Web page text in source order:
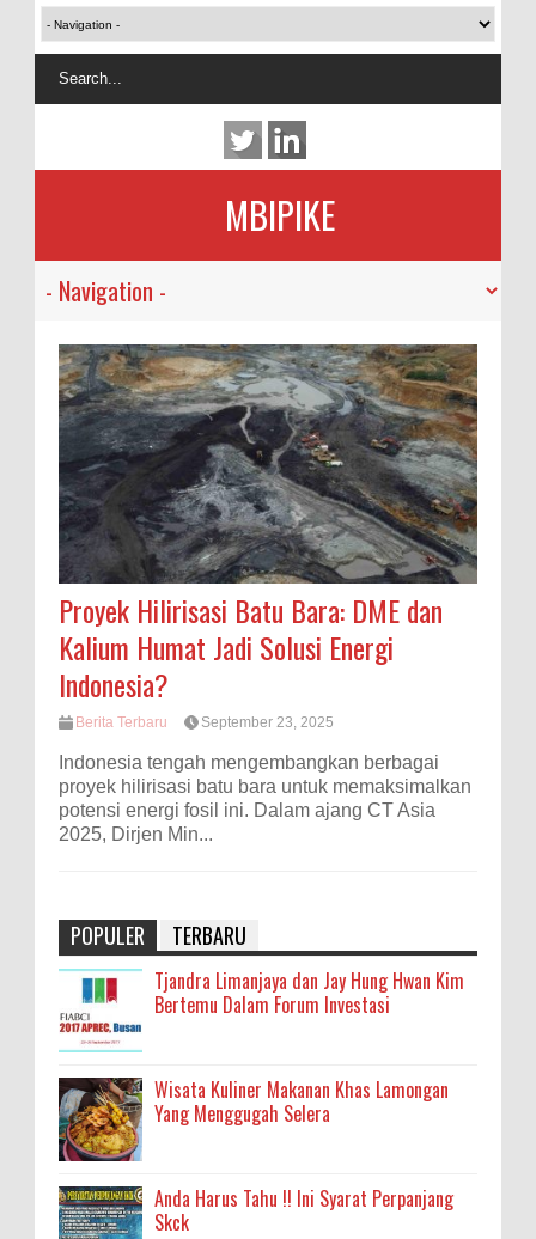
MBIPIKE
Proyek Hilirisasi Batu Bara: DME dan
Kalium Humat Jadi Solusi Energi
Indonesia?
Berita Terbaru September 23, 2025
Indonesia tengah mengembangkan berbagai
proyek hilirisasi batu bara untuk memaksimalkan
potensi energi fosil ini. Dalam ajang CT Asia
2025, Dirjen Min...
POPULER TERBARU
Tjandra Limanjaya dan Jay Hung Hwan Kim
Bertemu Dalam Forum Investasi
Wisata Kuliner Makanan Khas Lamongan
Yang Menggugah Selera
Anda Harus Tahu !! Ini Syarat Perpanjang
Skck